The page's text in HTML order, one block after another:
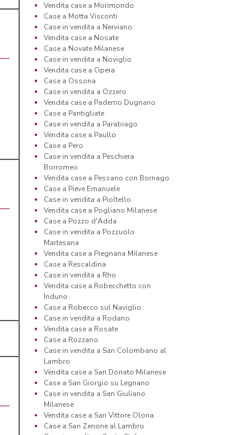
Vendita case a Morimondo
Case a Motta Visconti
Case in vendita a Nerviano
Vendita case a Nosate
Case a Novate Milanese
Case in vendita a Noviglio
Vendita case a Opera
Case a Ossona
Case in vendita a Ozzero
Vendita case a Paderno Dugnano
Case a Pantigliate
Case in vendita a Parabiago
Vendita case a Paullo
Case a Pero
Case in vendita a Peschiera
Borromeo
Vendita case a Pessano con Bornago
Case a Pieve Emanuele
Case in vendita a Pioltello
Vendita case a Pogliano Milanese
Case a Pozzo d'Adda
Case in vendita a Pozzuolo
Martesana
Vendita case a Pregnana Milanese
Case a Rescaldina
Case in vendita a Rho
Vendita case a Robecchetto con
Induno
Case a Robecco sul Naviglio
Case in vendita a Rodano
Vendita case a Rosate
Case a Rozzano
Case in vendita a San Colombano al
Lambro
Vendita case a San Donato Milanese
Case a San Giorgio su Legnano
Case in vendita a San Giuliano
Milanese
Vendita case a San Vittore Olona
Case a San Zenone al Lambro